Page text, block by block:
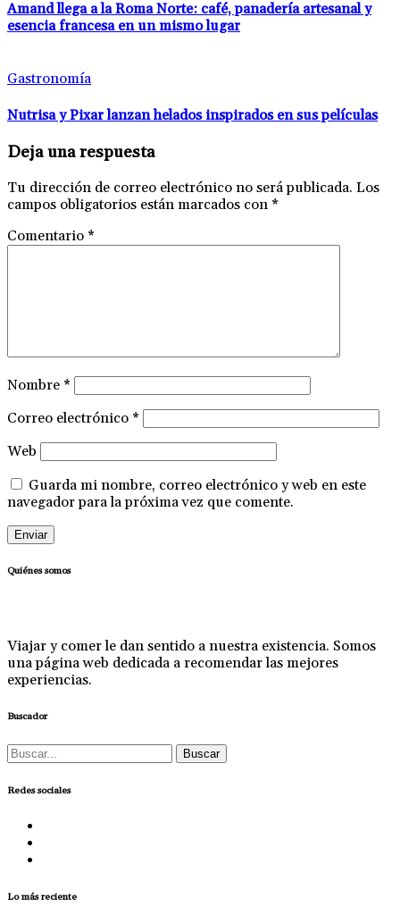
Amand llega a la Roma Norte: café, panadería artesanal y
esencia francesa en un mismo lugar
Gastronomía
Nutrisa y Pixar lanzan helados inspirados en sus películas
Deja una respuesta
Tu dirección de correo electrónico no será publicada. Los
campos obligatorios están marcados con *
Comentario *
Nombre *
Correo electrónico *
Web
Guarda mi nombre, correo electrónico y web en este
navegador para la próxima vez que comente.
Quiénes somos
Viajar y comer le dan sentido a nuestra existencia. Somos
una página web dedicada a recomendar las mejores
experiencias.
Buscador
Buscar:
Redes sociales
Lo más reciente